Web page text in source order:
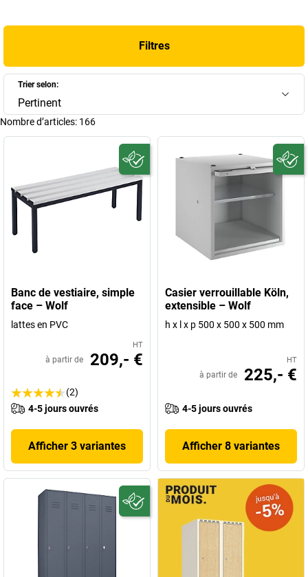
1955 sur la fabrication d'armoires métalliques et de bacs de
industriel et de bureau eut lieu à partir de 1975 – EUGEN WOLF
principaux fabricants allemands de
Que vous recherchiez une rehausse pour armoire comme
penderie Wolf
– vous trouverez ce qu'il vous
faut dans la boutique Wolf!
Filtres
Trier selon:
Pertinent
Nombre d’articles: 166
Banc de vestiaire, simple
face – Wolf
lattes en PVC
HT
à partir de 209,- €
(2)
4-5 jours ouvrés
Afficher 3 variantes
Casier verrouillable Köln,
extensible – Wolf
h x l x p 500 x 500 x 500 mm
HT
à partir de 225,- €
4-5 jours ouvrés
Afficher 8 variantes